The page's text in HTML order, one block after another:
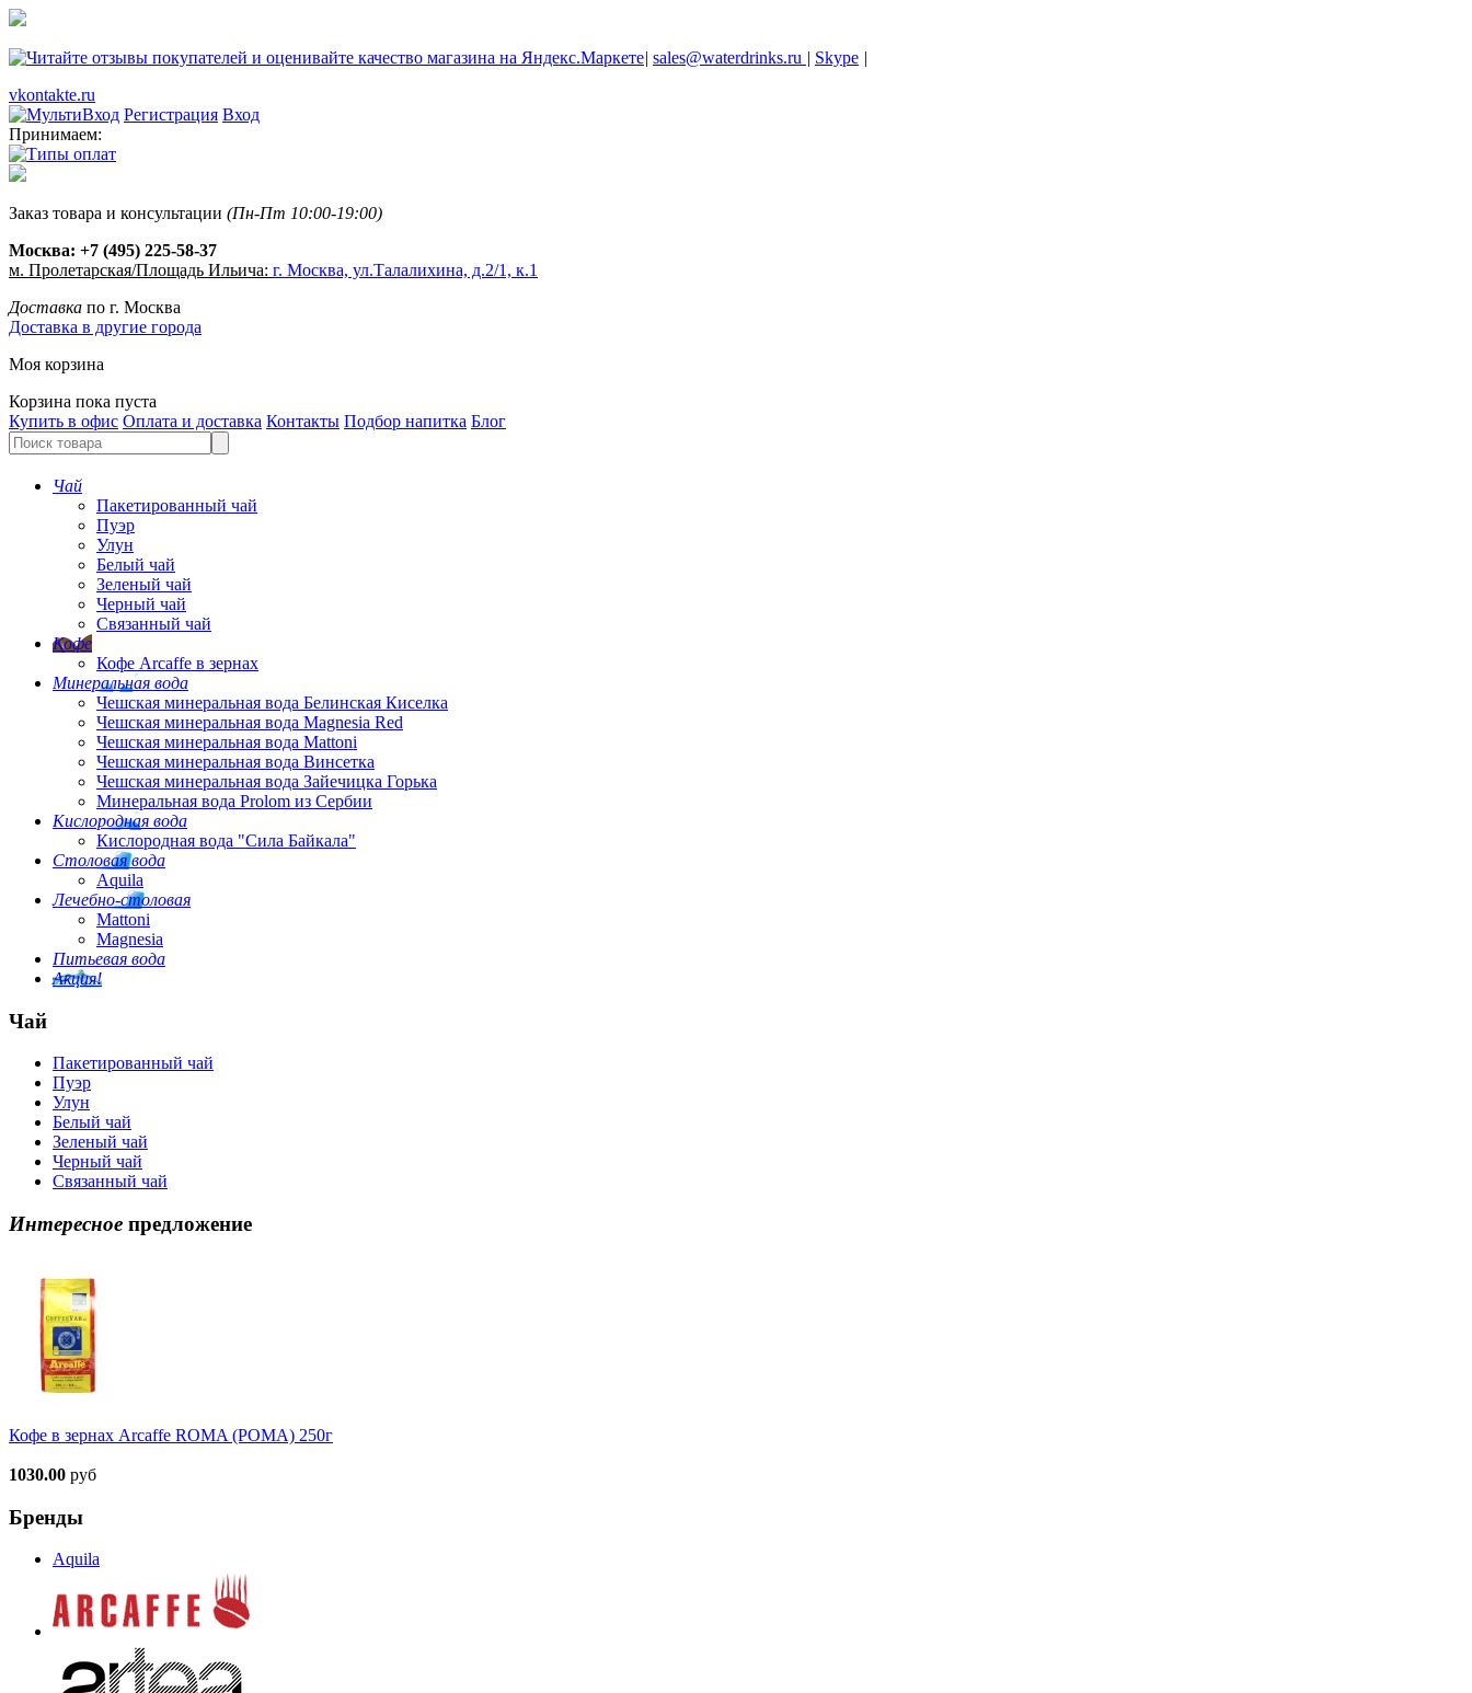
| sales@waterdrinks.ru | Skype |
vkontakte.ru
Регистрация Вход
Принимаем:
Заказ товара и консультации (Пн-Пт 10:00-19:00)
Москва: +7 (495) 225-58-37
м. Пролетарская/Площадь Ильича: г. Москва, ул.Талалихина, д.2/1, к.1
Доставка по г. Москва
Доставка в другие города
Моя корзина
Корзина пока пуста
Купить в офис Оплата и доставка Контакты Подбор напитка Блог
Чай
Пакетированный чай
Пуэр
Улун
Белый чай
Зеленый чай
Черный чай
Связанный чай
Кофе
Кофе Arcaffe в зернах
Минеральная вода
Чешская минеральная вода Белинская Киселка
Чешская минеральная вода Magnesia Red
Чешская минеральная вода Mattoni
Чешская минеральная вода Винсетка
Чешская минеральная вода Зайечицка Горька
Минеральная вода Prolom из Сербии
Кислородная вода
Кислородная вода "Сила Байкала"
Столовая вода
Aquila
Лечебно-столовая
Mattoni
Magnesia
Питьевая вода
Акция!
Чай
Пакетированный чай
Пуэр
Улун
Белый чай
Зеленый чай
Черный чай
Связанный чай
Интересное предложение
Кофе в зернах Arcaffe ROMA (РОМА) 250г
1030.00 руб
Бренды
Aquila